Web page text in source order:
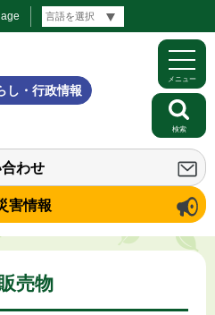
し・行政情報
わせ
害情報
メニュー
検索
売物